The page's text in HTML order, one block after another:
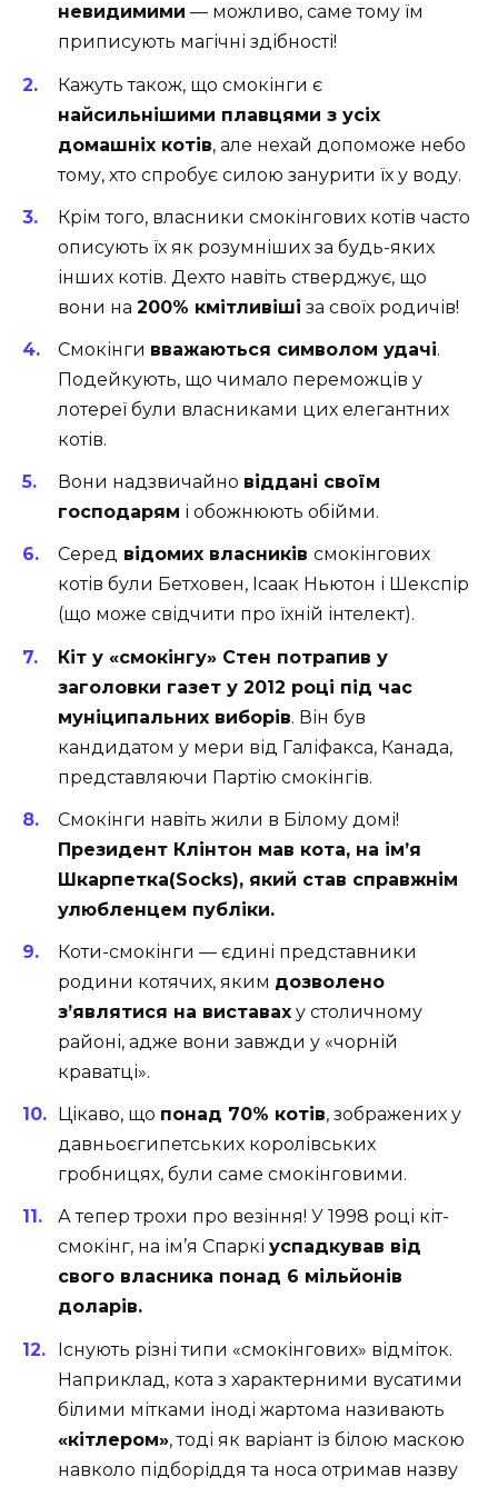
невидимими — можливо, саме тому їм
приписують магічні здібності!
Кажуть також, що смокінги є
найсильнішими плавцями з усіх
домашніх котів, але нехай допоможе небо
тому, хто спробує силою занурити їх у воду.
Крім того, власники смокінгових котів часто
описують їх як розумніших за будь-яких
інших котів. Дехто навіть стверджує, що
вони на 200% кмітливіші за своїх родичів!
Смокінги вважаються символом удачі.
Подейкують, що чимало переможців у
лотереї були власниками цих елегантних
котів.
Вони надзвичайно віддані своїм
господарям і обожнюють обійми.
Серед відомих власників смокінгових
котів були Бетховен, Ісаак Ньютон і Шекспір
(що може свідчити про їхній інтелект).
Кіт у «смокінгу» Стен потрапив у
заголовки газет у 2012 році під час
муніципальних виборів. Він був
кандидатом у мери від Галіфакса, Канада,
представляючи Партію смокінгів.
Смокінги навіть жили в Білому домі!
Президент Клінтон мав кота, на ім’я
Шкарпетка(Socks), який став справжнім
улюбленцем публіки.
Коти-смокінги — єдині представники
родини котячих, яким дозволено
з’являтися на виставах у столичному
районі, адже вони завжди у «чорній
краватці».
Цікаво, що понад 70% котів, зображених у
давньоєгипетських королівських
гробницях, були саме смокінговими.
А тепер трохи про везіння! У 1998 році кіт-
смокінг, на ім’я Спаркі успадкував від
свого власника понад 6 мільйонів
доларів.
Існують різні типи «смокінгових» відміток.
Наприклад, кота з характерними вусатими
білими мітками іноді жартома називають
«кітлером», тоді як варіант із білою маскою
навколо підборіддя та носа отримав назву